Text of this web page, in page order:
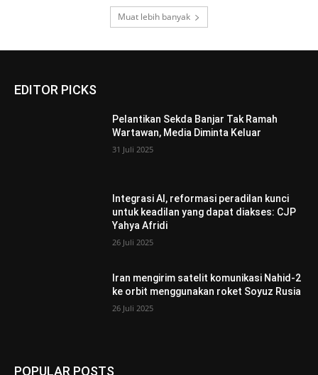
Muat lebih banyak
EDITOR PICKS
Pelantikan Sekda Banjar Tak Ramah
Wartawan, Media Diminta Keluar
31 Juli 2025
Integrasi AI, reformasi peradilan kunci
untuk keadilan yang dapat diakses: CJP
Yahya Afridi
26 Juli 2025
Iran mengirim satelit komunikasi Nahid-2
ke orbit menggunakan roket Soyuz Rusia
26 Juli 2025
POPULAR POSTS